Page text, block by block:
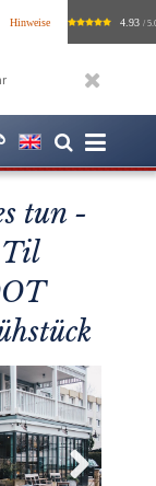
Hinweise 4.93 /
tun -
Til